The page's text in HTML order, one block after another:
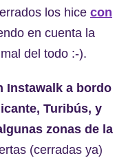
los hice con
en cuenta la
del todo :-).
Instawalk a bordo
Turibús, y
zonas de la
(cerradas ya)